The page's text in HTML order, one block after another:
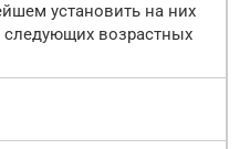
установить на них
следующих возрастных